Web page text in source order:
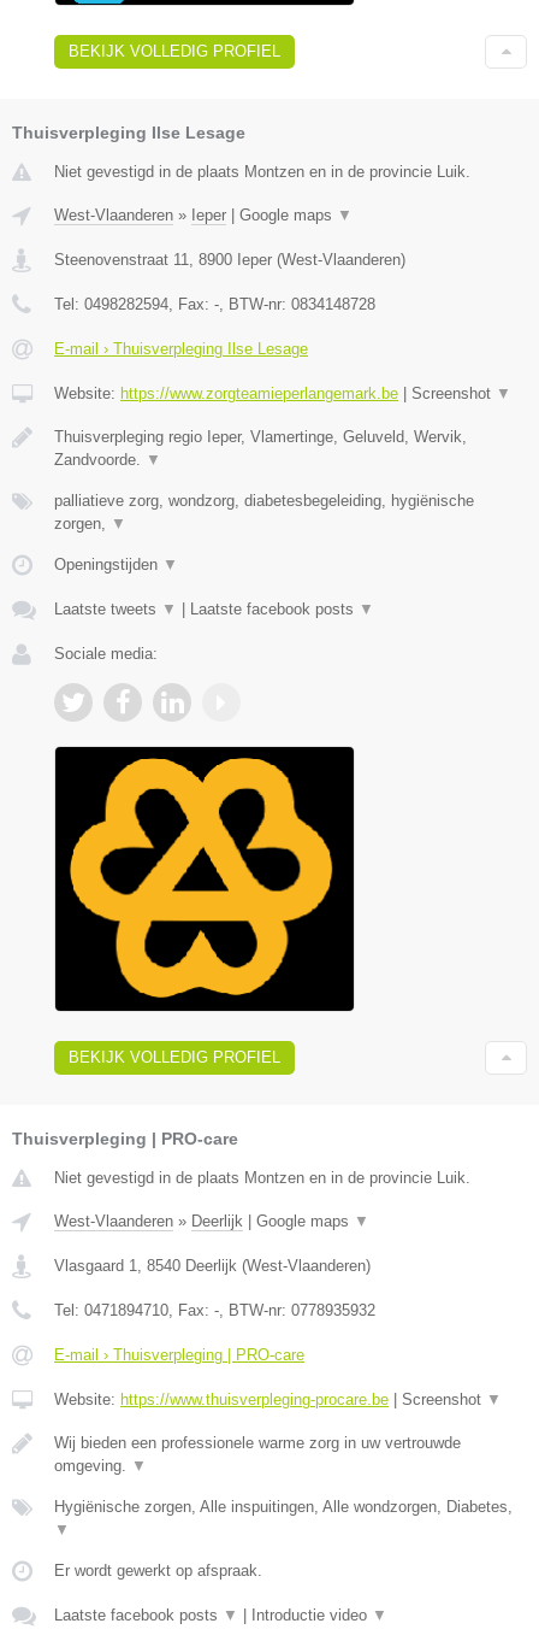
BEKIJK VOLLEDIG PROFIEL
Thuisverpleging Ilse Lesage
Niet gevestigd in de plaats Montzen en in de provincie Luik.
West-Vlaanderen » Ieper Google maps ▼
Steenovenstraat 11, 8900 Ieper (West-Vlaanderen)
Tel: 0498282594, Fax: -, BTW-nr: 0834148728
E-mail › Thuisverpleging Ilse Lesage
Website: https://www.zorgteamieperlangemark.be Screenshot ▼
Thuisverpleging regio Ieper, Vlamertinge, Geluveld, Wervik,
Zandvoorde. ▼
palliatieve zorg, wondzorg, diabetesbegeleiding, hygiënische
zorgen, ▼
Openingstijden ▼
Laatste tweets ▼ Laatste facebook posts ▼
Sociale media:
BEKIJK VOLLEDIG PROFIEL
Thuisverpleging | PRO-care
Niet gevestigd in de plaats Montzen en in de provincie Luik.
West-Vlaanderen » Deerlijk | Google maps ▼
Vlasgaard 1 8540 Deerlijk (West-Vlaanderen)
Tel: 0471894710 , Fax: - , BTW-nr: 0778935932
E-mail › Thuisverpleging | PRO-care
Website: https://www.thuisverpleging-procare.be | Screenshot ▼
Wij bieden een professionele warme zorg in uw vertrouwde
omgeving.
▼
Hygiënische zorgen, Alle inspuitingen, Alle wondzorgen, Diabetes,
▼
Er wordt gewerkt op afspraak.
Laatste facebook posts ▼ | Introductie video ▼